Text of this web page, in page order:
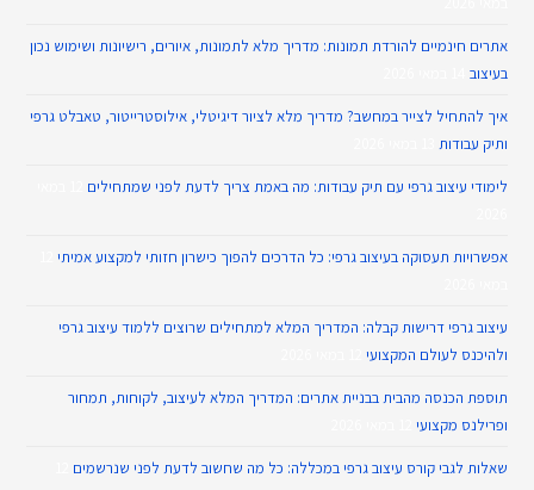
אתרים חינמיים להורדת תמונות: מדריך מלא לתמונות, איורים, רישיונות ושימוש נכון
בעיצוב
איך להתחיל לצייר במחשב? מדריך מלא לציור דיגיטלי, אילוסטרייטור, טאבלט גרפי
ותיק עבודות
לימודי עיצוב גרפי עם תיק עבודות: מה באמת צריך לדעת לפני שמתחילים
אפשרויות תעסוקה בעיצוב גרפי: כל הדרכים להפוך כישרון חזותי למקצוע אמיתי
עיצוב גרפי דרישות קבלה: המדריך המלא למתחילים שרוצים ללמוד עיצוב גרפי
ולהיכנס לעולם המקצועי
תוספת הכנסה מהבית בבניית אתרים: המדריך המלא לעיצוב, לקוחות, תמחור
ופרילנס מקצועי
שאלות לגבי קורס עיצוב גרפי במכללה: כל מה שחשוב לדעת לפני שנרשמים